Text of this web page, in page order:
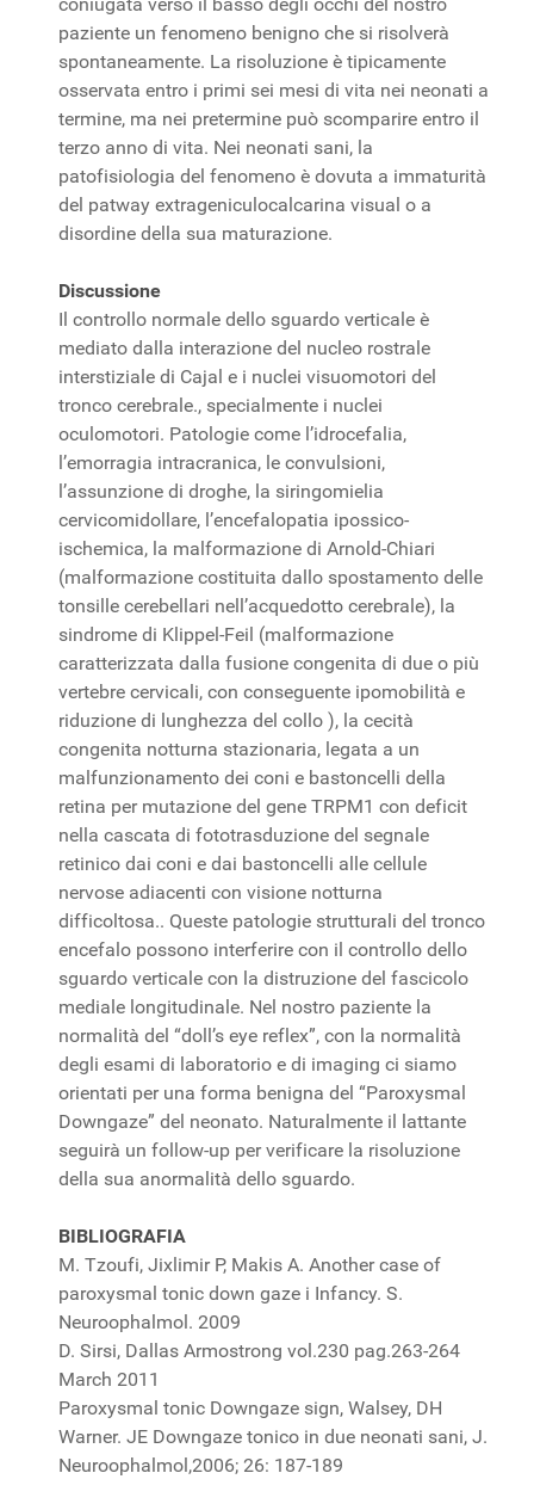
paziente un fenomeno benigno che si risolverà
spontaneamente. La risoluzione è tipicamente
osservata entro i primi sei mesi di vita nei neonati a
termine, ma nei pretermine può scomparire entro il
terzo anno di vita. Nei neonati sani, la
patofisiologia del fenomeno è dovuta a immaturità
del patway extrageniculocalcarina visual o a
disordine della sua maturazione.
Discussione
Il controllo normale dello sguardo verticale è
mediato dalla interazione del nucleo rostrale
interstiziale di Cajal e i nuclei visuomotori del
tronco cerebrale., specialmente i nuclei
oculomotori. Patologie come l’idrocefalia,
l’emorragia intracranica, le convulsioni,
l’assunzione di droghe, la siringomielia
cervicomidollare, l’encefalopatia ipossico-
ischemica, la malformazione di Arnold-Chiari
(malformazione costituita dallo spostamento delle
tonsille cerebellari nell’acquedotto cerebrale), la
sindrome di Klippel-Feil (malformazione
caratterizzata dalla fusione congenita di due o più
vertebre cervicali, con conseguente ipomobilità e
riduzione di lunghezza del collo ), la cecità
congenita notturna stazionaria, legata a un
malfunzionamento dei coni e bastoncelli della
retina per mutazione del gene TRPM1 con deficit
nella cascata di fototrasduzione del segnale
retinico dai coni e dai bastoncelli alle cellule
nervose adiacenti con visione notturna
difficoltosa.. Queste patologie strutturali del tronco
encefalo possono interferire con il controllo dello
sguardo verticale con la distruzione del fascicolo
mediale longitudinale. Nel nostro paziente la
normalità del “doll’s eye reflex”, con la normalità
degli esami di laboratorio e di imaging ci siamo
orientati per una forma benigna del “Paroxysmal
Downgaze” del neonato. Naturalmente il lattante
seguirà un follow-up per verificare la risoluzione
della sua anormalità dello sguardo.
BIBLIOGRAFIA
M. Tzoufi, Jixlimir P, Makis A. Another case of
paroxysmal tonic down gaze i Infancy. S.
Neuroophalmol. 2009
D. Sirsi, Dallas Armostrong vol.230 pag.263-264
March 2011
Paroxysmal tonic Downgaze sign, Walsey, DH
Warner. JE Downgaze tonico in due neonati sani, J.
Neuroophalmol,2006; 26: 187-189